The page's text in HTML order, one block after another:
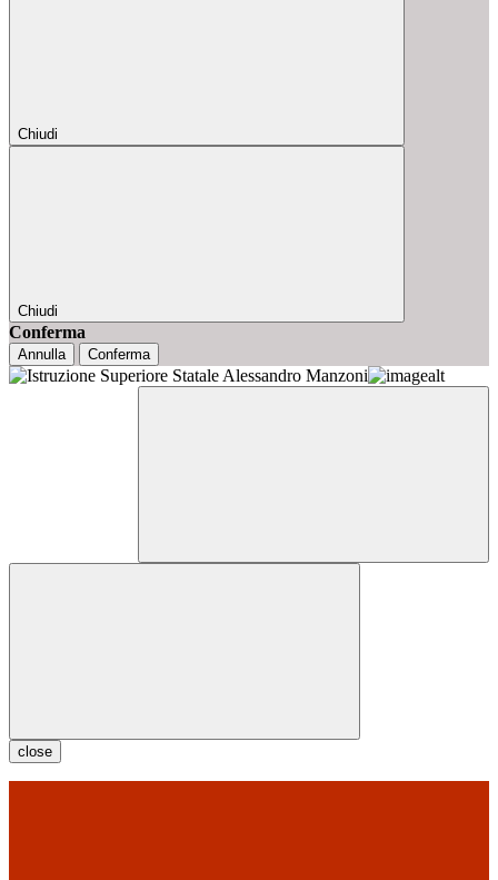
Chiudi
Chiudi
Conferma
Annulla Conferma
close